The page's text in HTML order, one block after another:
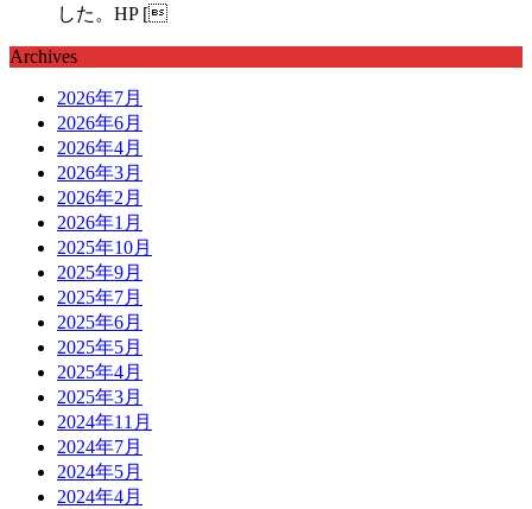
した。HP [
Archives
2026年7月
2026年6月
2026年4月
2026年3月
2026年2月
2026年1月
2025年10月
2025年9月
2025年7月
2025年6月
2025年5月
2025年4月
2025年3月
2024年11月
2024年7月
2024年5月
2024年4月